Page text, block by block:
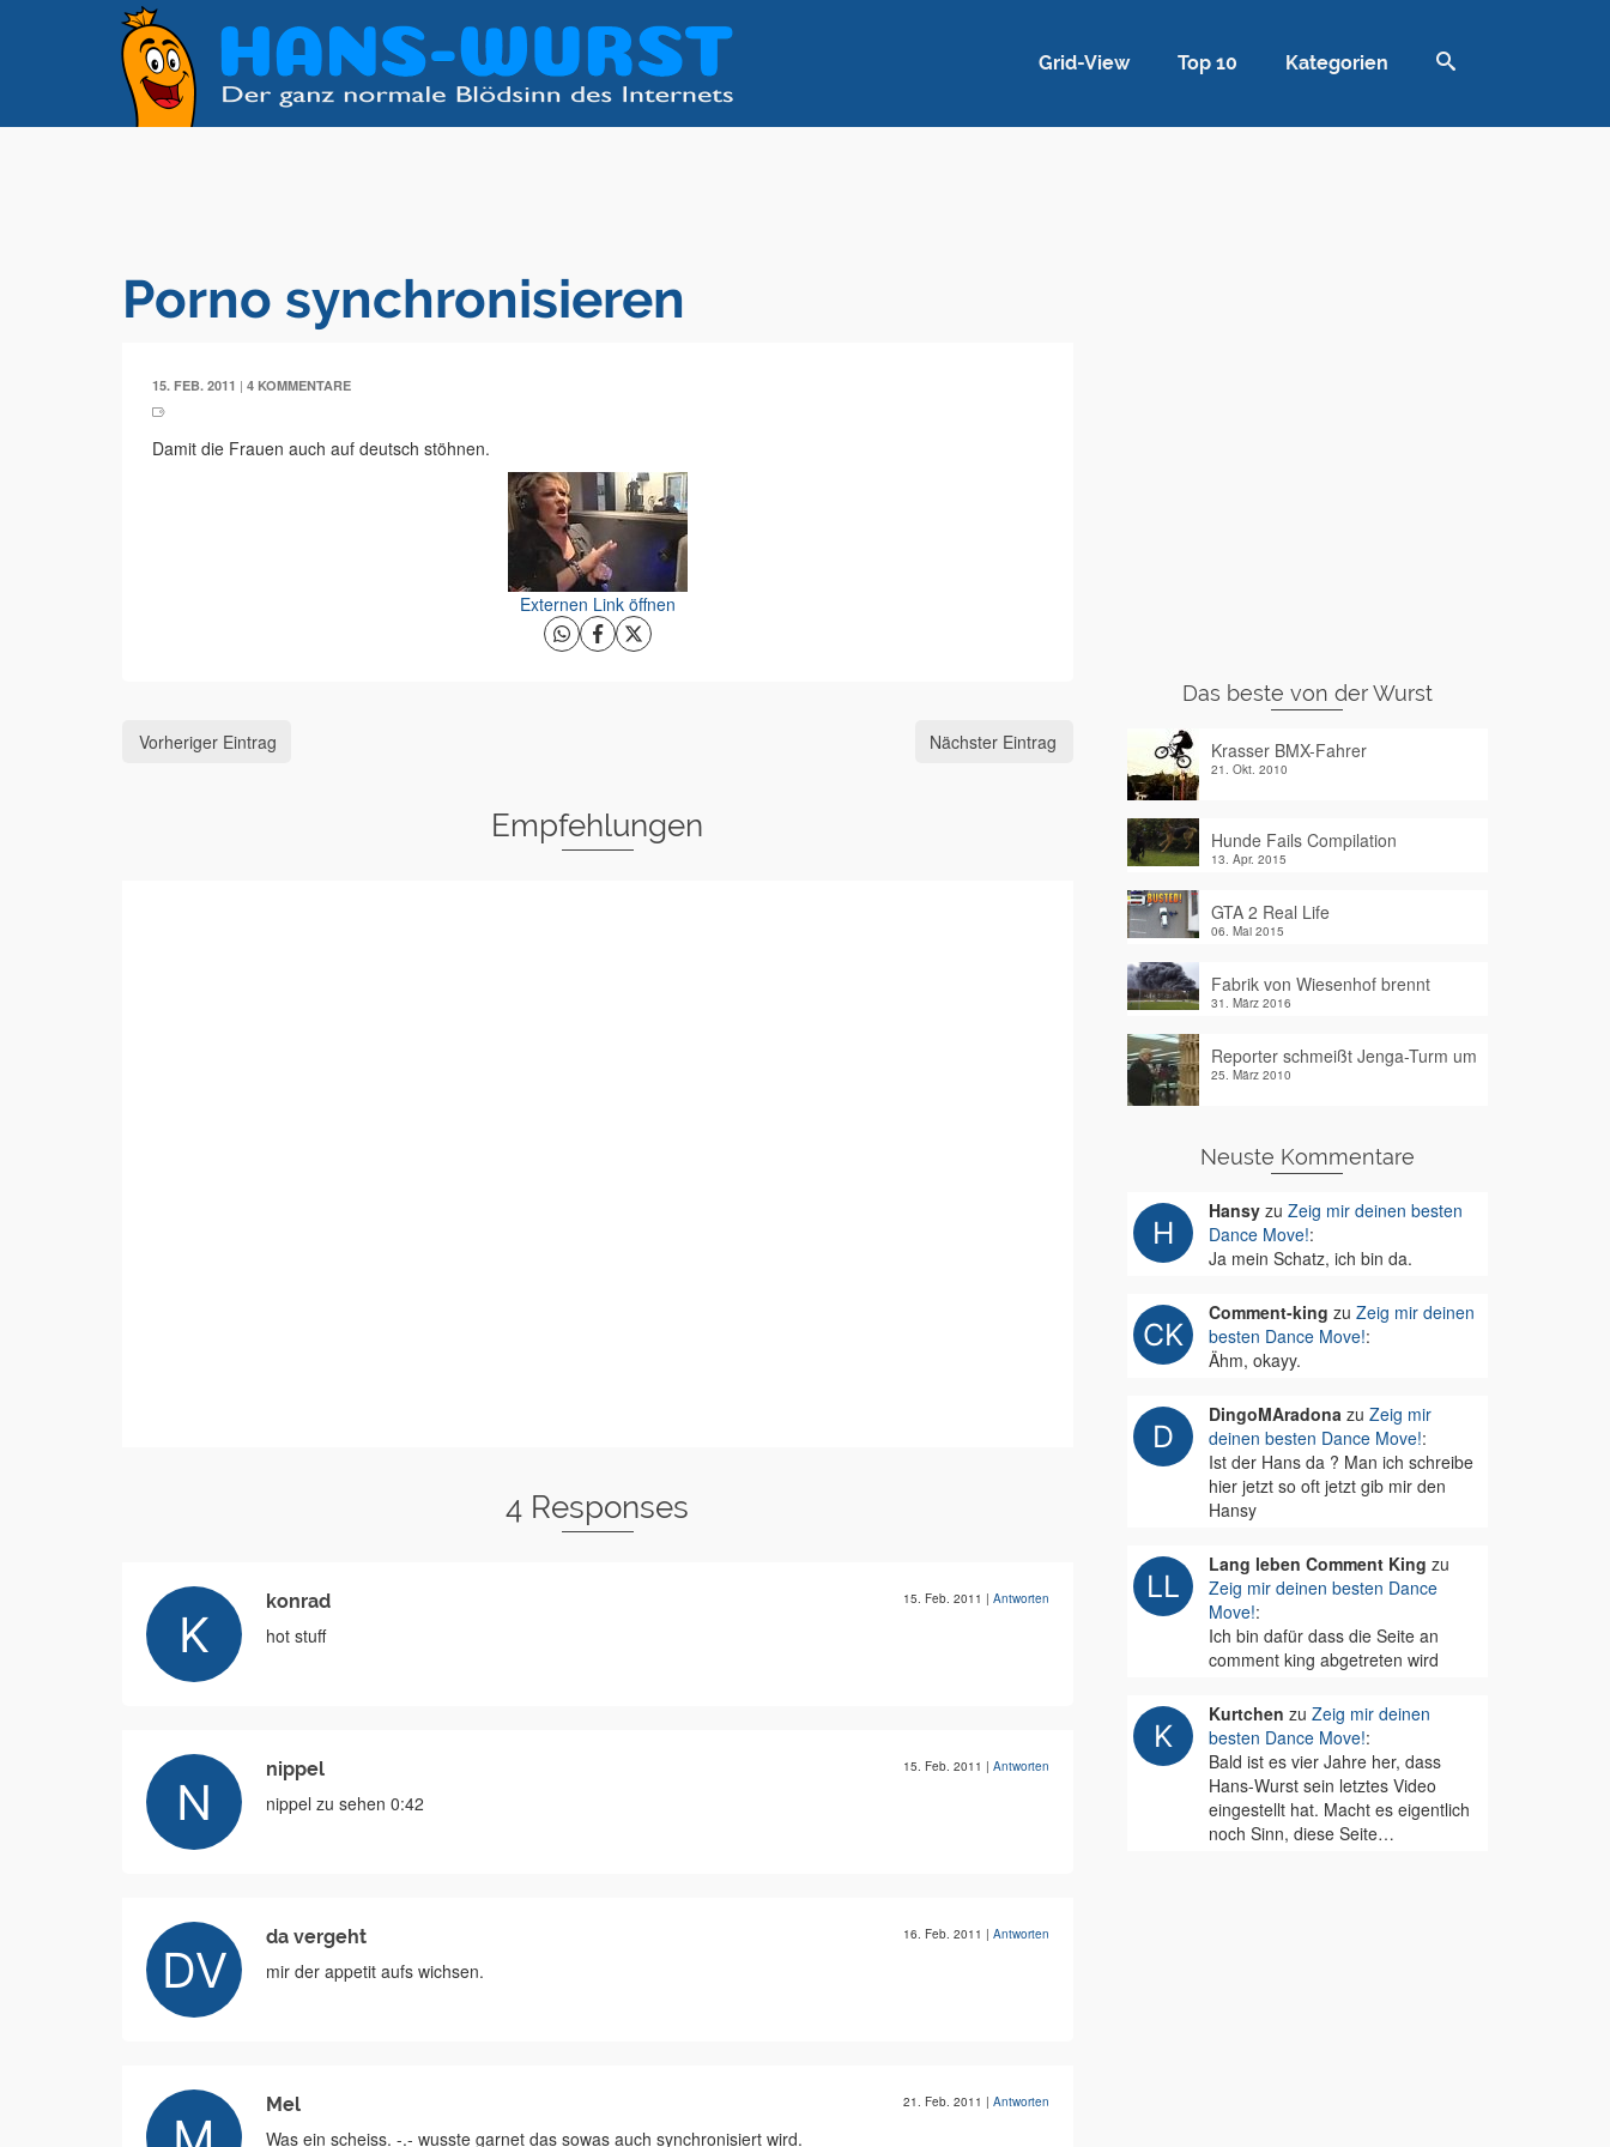
Grid-View Top 10 Kategorien
Porno synchronisieren
15. FEB. 2011 | 4 KOMMENTARE
Damit die Frauen auch auf deutsch stöhnen.
Externen Link öffnen
Vorheriger Eintrag Nächster Eintrag
Empfehlungen
4 Responses
konrad 15. Feb. 2011 | Antworten
hot stuff
nippel 15. Feb. 2011 | Antworten
nippel zu sehen 0:42
da vergeht 16. Feb. 2011 | Antworten
mir der appetit aufs wichsen.
Mel 21. Feb. 2011 | Antworten
Was ein scheiss. -.- wusste garnet das sowas auch synchronisiert wird.
Das beste von der Wurst
Krasser BMX-Fahrer
21. Okt. 2010
Hunde Fails Compilation
13. Apr. 2015
GTA 2 Real Life
06. Mai 2015
Fabrik von Wiesenhof brennt
31. März 2016
Reporter schmeißt Jenga-Turm um
25. März 2010
Neuste Kommentare
Hansyzu Zeig mir deinen besten
Dance Move!:
Ja mein Schatz, ich bin da.
Comment-king zu Zeig mir deinen
besten Dance Move!:
Ähm, okayy.
DingoMAradonazu Zeig mir
deinen besten Dance Move!:
Ist der Hans da ? Man ich schreibe
hier jetzt so oft jetzt gib mir den
Hansy
Lang leben Comment King zu
Zeig mir deinen besten Dance
Move!:
Ich bin dafür dass die Seite an
comment king abgetreten wird
Kurtchen zu Zeig mir deinen
besten Dance Move!:
Bald ist es vier Jahre her, dass
Hans-Wurst sein letztes Video
eingestellt hat. Macht es eigentlich
noch Sinn, diese Seite…